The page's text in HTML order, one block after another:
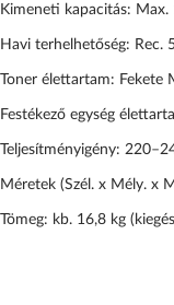
Kimeneti kapacitás: Max.
Havi terhelhetőség: Rec.
Toner élettartam: Fekete
Festékező egység
Teljesítményigény:
Méretek (Szél. x Mély. x
Tömeg: kb. 16,8 kg